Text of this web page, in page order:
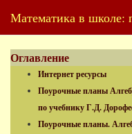
Математика в школе:
Оглавление
Интернет ресурсы
Поурочные планы
по учебнику Г.Д.
Поурочные планы.